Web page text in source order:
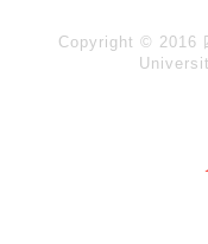
Copyright © 2016